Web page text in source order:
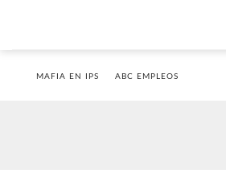
MAFIA EN IPS ABC EMPLEOS